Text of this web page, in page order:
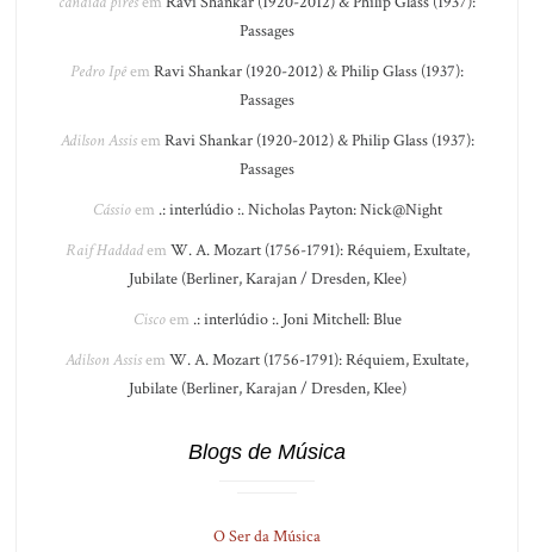
Passages
Pedro Ipêem Ravi Shankar (1920-2012) & Philip Glass (1937):
Passages
Adilson Assisem Ravi Shankar (1920-2012) & Philip Glass (1937):
Passages
Cássioem .: interlúdio :. Nicholas Payton: Nick@Night
Raif Haddadem W. A. Mozart (1756-1791): Réquiem, Exultate,
Jubilate (Berliner, Karajan / Dresden, Klee)
Ciscoem .: interlúdio :. Joni Mitchell: Blue
Adilson Assisem W. A. Mozart (1756-1791): Réquiem, Exultate,
Jubilate (Berliner, Karajan / Dresden, Klee)
Blogs de Música
O Ser da Música